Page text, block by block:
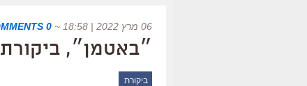
06 מרץ 2022 | 18:58 ~
0 COMMENTS
״באטמן״, ביקורת
ביקורת